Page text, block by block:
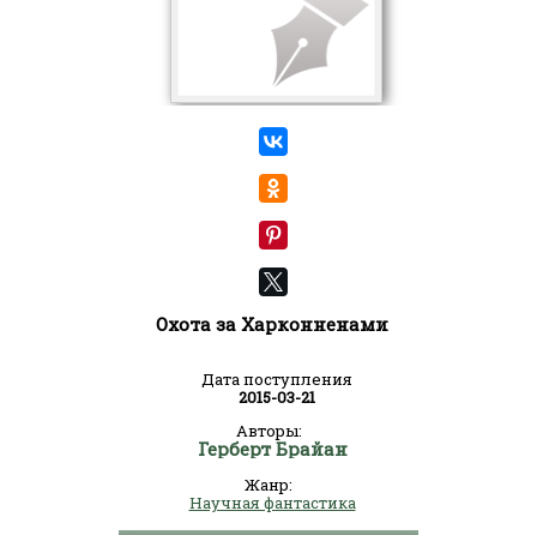
Охота за Харконненами
Дата поступления
2015-03-21
Авторы:
Герберт Брайан
Жанр:
Научная фантастика